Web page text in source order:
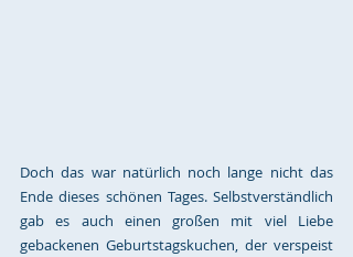
Doch das war natürlich noch lange nicht das
Ende dieses schönen Tages. Selbstverständlich
gab es auch einen großen mit viel Liebe
gebackenen Geburtstagskuchen, der verspeist